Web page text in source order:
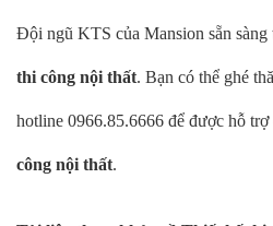
Đội ngũ KTS của Mansion sẵn
thi công nội thất. Bạn có thể ghé
hotline 0966.85.6666 để được hỗ
công nội thất.